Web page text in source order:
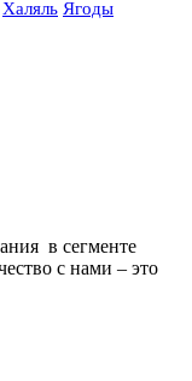
Халяль Ягоды
в сегменте
с нами – это